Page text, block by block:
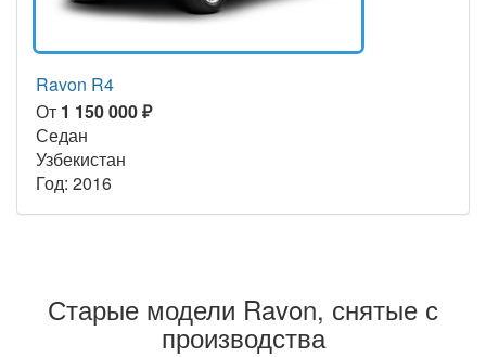
Ravon R4
От 1 150 000 ₽
Седан
Узбекистан
Год: 2016
Старые модели Ravon, снятые с
производства